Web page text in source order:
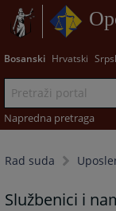
Bosanski Hrvatski
Napredna pretraga
Rad suda
Službenici i